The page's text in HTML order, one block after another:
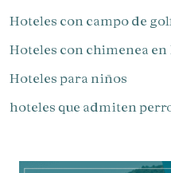
Hoteles con campo de
Hoteles con chimenea
Hoteles para niños​
hoteles que admiten